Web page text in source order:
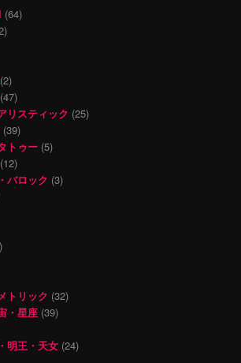
(64)
(47)
リスティック (25)
(39)
トゥー (5)
(12)
バロック (3)
トリック (32)
・星座 (39)
明王・天女 (24)